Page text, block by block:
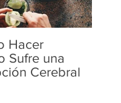
Hacer
Sufre una
Cerebral